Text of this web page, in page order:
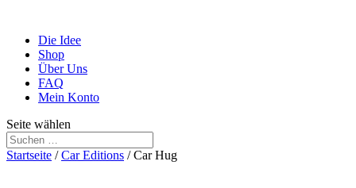
Die Idee
Shop
Über Uns
FAQ
Mein Konto
Seite wählen
Startseite /Car Editions / Car Hug